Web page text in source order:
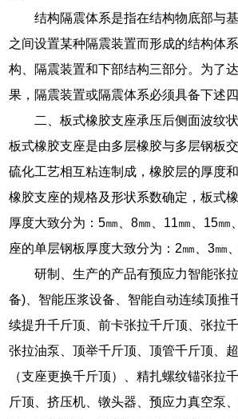
结构隔震体系是指在结构物底部与
之间设置某种隔震装置而形成的结构体
构、隔震装置和下部结构三部分。为了
果，隔震装置或隔震体系必须具备下述
二、板式橡胶支座承压后侧面波纹
板式橡胶支座是由多层橡胶与多层钢板
硫化工艺相互粘连制成，橡胶层的厚度
橡胶支座的规格及形状系数确定，板式
厚度大致分为：5㎜、8㎜、11㎜、15㎜
座的单层钢板厚度大致分为：2㎜、3㎜
研制、生产的产品有预应力智能张
备)、智能压浆设备、智能自动连续顶推
续提升千斤顶、前卡张拉千斤顶、张拉
张拉油泵、顶举千斤顶、顶管千斤顶、
（支座更换千斤顶）、精扎螺纹锚张拉
斤顶、挤压机、镦头器、预应力真空泵